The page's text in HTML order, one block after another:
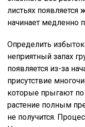
листьях появляется
начинает медленно
Определить
неприятный запах
появляется из-за
присутствие
которые прыгают по
растение полным
не получится.